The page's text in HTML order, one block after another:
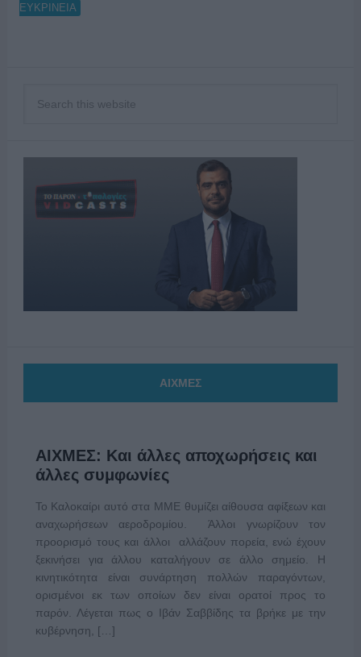
ΕΥΚΡΙΝΕΙΑ
ΑΙΧΜΕΣ
ΑΙΧΜΕΣ: Και άλλες αποχωρήσεις και
άλλες συμφωνίες
Το Καλοκαίρι αυτό στα ΜΜΕ θυμίζει αίθουσα αφίξεων και
αναχωρήσεων αεροδρομίου. Άλλοι γνωρίζουν τον
προορισμό τους και άλλοι αλλάζουν πορεία, ενώ έχουν
ξεκινήσει για άλλου καταλήγουν σε άλλο σημείο. Η
κινητικότητα είναι συνάρτηση πολλών παραγόντων,
ορισμένοι εκ των οποίων δεν είναι ορατοί προς το
παρόν. Λέγεται πως ο Ιβάν Σαββίδης τα βρήκε με την
κυβέρνηση, […]